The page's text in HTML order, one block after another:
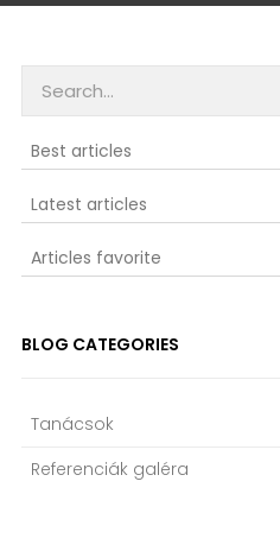
Best articles
Latest articles
Articles favorite
BLOG CATEGORIES
Tanácsok
Referenciák galéra